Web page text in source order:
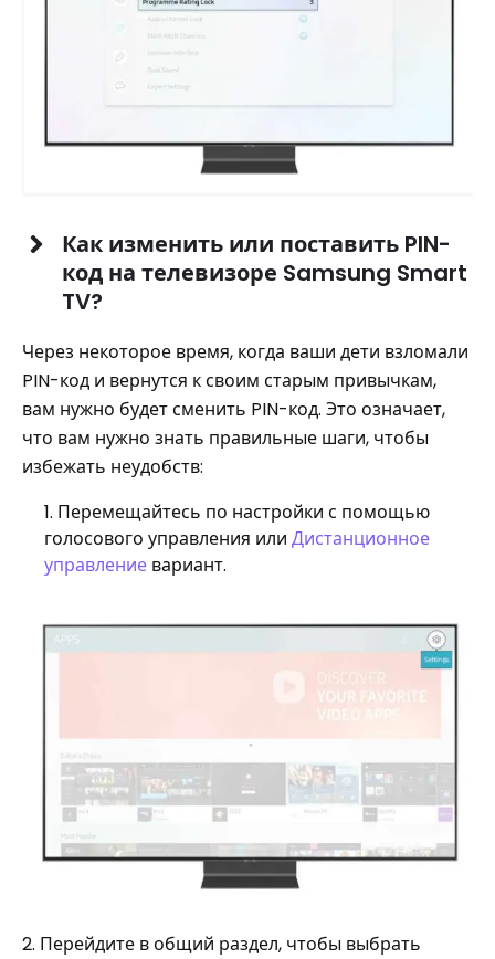
Как изменить или поставить PIN-
код на телевизоре Samsung Smart
TV?
Через некоторое время, когда ваши дети взломали
PIN-код и вернутся к своим старым привычкам,
вам нужно будет сменить PIN-код. Это означает,
что вам нужно знать правильные шаги, чтобы
избежать неудобств:
Перемещайтесь по настройки с помощью
голосового управления или Дистанционное
управление вариант.
2. Перейдите в общий раздел, чтобы выбрать